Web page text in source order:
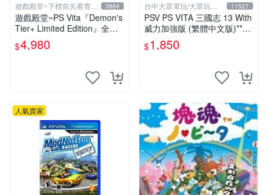
遊戲殿堂~下標前先看賣場
關於我
3864
遊戲殿堂~PS Vita『Demon's
Tier+ Limited Edition』全新
稀有實體片-全球限量1500片
$4,980
台中大眾電玩/大眾玩具
店
11527
PSV PS VITA 三國志 13 With
威力加強版 (繁體中文版)**
(二手商品)【台中大眾電玩】
$1,850
人氣賣家